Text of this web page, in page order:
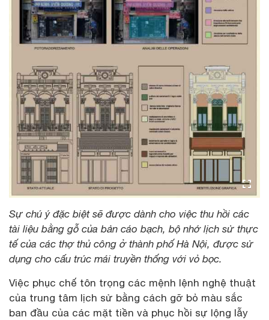
Sự chú ý đặc biệt sẽ được dành cho việc thu hồi các
tài liệu bằng gỗ của bản cáo bạch, bộ nhớ lịch sử thực
tế của các thợ thủ công ở thành phố Hà Nội, được sử
dụng cho cấu trúc mái truyền thống với vỏ bọc.
Việc phục chế tôn trọng các mệnh lệnh nghệ thuật
của trung tâm lịch sử bằng cách gỡ bỏ màu sắc
ban đầu của các mặt tiền và phục hồi sự lộng lẫy